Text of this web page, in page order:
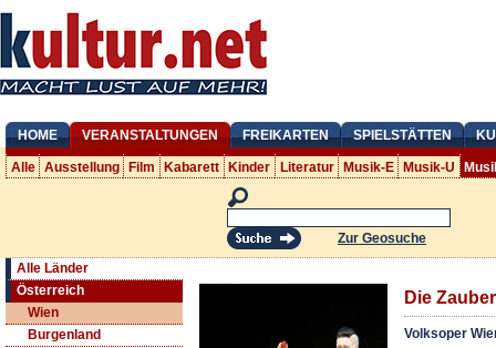
HOME VERANSTALTUNGEN FREIKARTEN SPIELSTÄTTEN
Alle Ausstellung Film Kabarett Kinder Literatur Musik-E Musik-U
Zur Geosuche
Alle Länder
Österreich
Wien
Burgenland
Die
Volksoper